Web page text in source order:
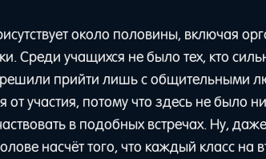
около половины, включая
Среди учащихся не было тех, кто
решили прийти лишь с общительными
от участия, потому что здесь не было
в подобных встречах. Ну, даже
насчёт того, что каждый класс на